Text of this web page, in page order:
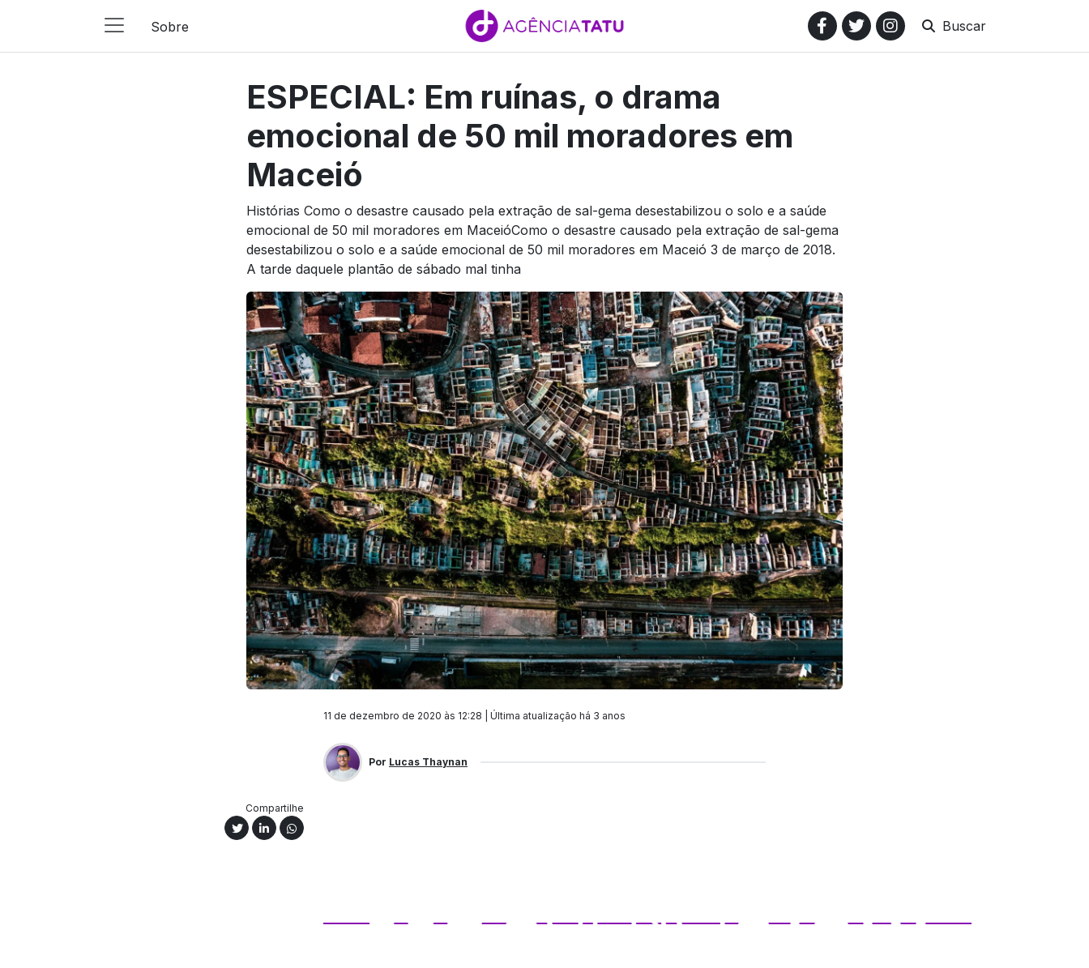
Sobre Buscar
ESPECIAL: Em ruínas, o drama
emocional de 50 mil moradores em
Maceió
Histórias Como o desastre causado pela extração de sal-gema desestabilizou o solo e a saúde
emocional de 50 mil moradores em MaceióComo o desastre causado pela extração de sal-gema
desestabilizou o solo e a saúde emocional de 50 mil moradores em Maceió 3 de março de 2018.
A tarde daquele plantão de sábado mal tinha
11 de dezembro de 2020 às 12:28 | Última atualização há 3 anos
Por Lucas Thaynan
Compartilhe